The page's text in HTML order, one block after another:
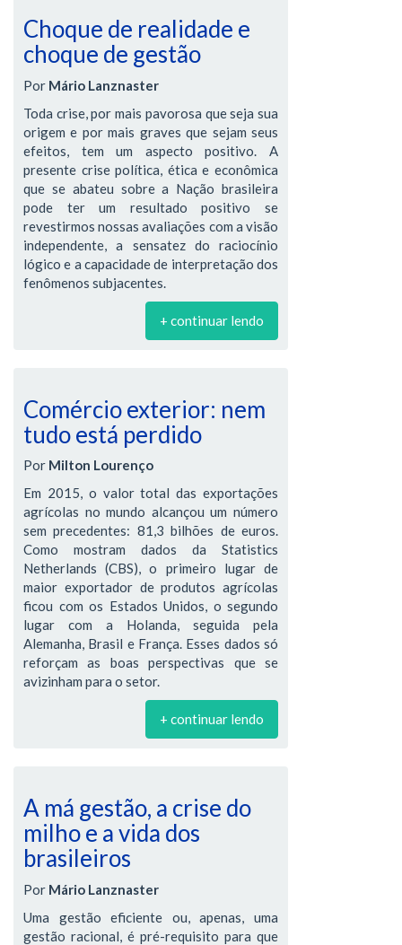
Choque de realidade e
choque de gestão
Por Mário Lanznaster
Toda crise, por mais pavorosa que seja sua
origem e por mais graves que sejam seus
efeitos, tem um aspecto positivo. A
presente crise política, ética e econômica
que se abateu sobre a Nação brasileira
pode ter um resultado positivo se
revestirmos nossas avaliações com a visão
independente, a sensatez do raciocínio
lógico e a capacidade de interpretação dos
fenômenos subjacentes.
+ continuar lendo
Comércio exterior: nem
tudo está perdido
Por Milton Lourenço
Em 2015, o valor total das exportações
agrícolas no mundo alcançou um número
sem precedentes: 81,3 bilhões de euros.
Como mostram dados da Statistics
Netherlands (CBS), o primeiro lugar de
maior exportador de produtos agrícolas
ficou com os Estados Unidos, o segundo
lugar com a Holanda, seguida pela
Alemanha, Brasil e França. Esses dados só
reforçam as boas perspectivas que se
avizinham para o setor.
+ continuar lendo
A má gestão, a crise do
milho e a vida dos
brasileiros
Por Mário Lanznaster
Uma gestão eficiente ou, apenas, uma
gestão racional, é pré-requisito para que